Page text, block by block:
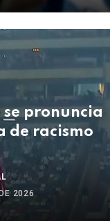
pronuncia
de racismo
2026